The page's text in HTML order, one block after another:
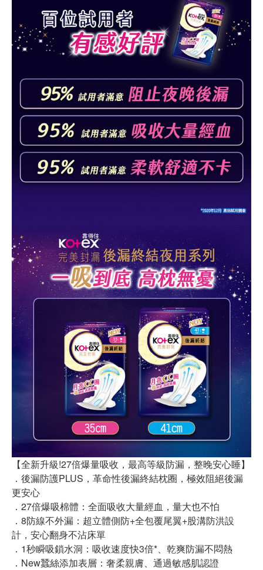
【全新升級!27倍爆量吸收，最高等級防漏，整晚安心睡】
．後漏防護PLUS，革命性後漏終結枕圈，極效阻絕後漏
更安心
．27倍爆吸棉體：全面吸收大量經血，量大也不怕
．8防線不外漏：超立體側防+全包覆尾翼+股溝防洪設
計，安心翻身不沾床單
．1秒瞬吸鎖水洞：吸收速度快3倍*、乾爽防漏不悶熱
．New蠶絲添加表層：奢柔親膚、通過敏感肌認證